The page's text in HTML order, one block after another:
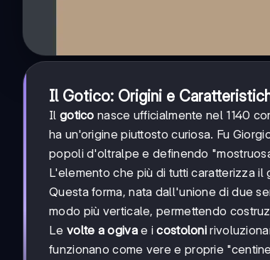
Il Gotico: Origini e
Il gotico nasce ufficialmente nel 1140
ha un'origine piuttosto curiosa. Fu
popoli d'oltralpe e definendo
L'elemento che più di tutti caratterizza il
Questa forma, nata dall'unione di due
modo più verticale, permettendo
Le volte a ogivae icostoloni
funzionano come vere e proprie